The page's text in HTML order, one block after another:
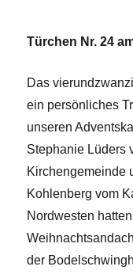
Türchen Nr. 24
Das
ein persönliches
unseren
Stephanie Lüders
Kirchengemeinde
Kohlenberg vom
Nordwesten
der